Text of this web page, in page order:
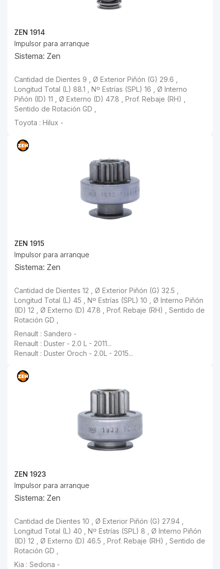
ZEN 1914
Impulsor para arranque
Sistema: Zen
Cantidad de Dientes 9 , Ø Exterior Piñón (G) 29.6 , Longitud Total (L) 88.1 , Nº Estrías (SPL) 16 , Ø Interno Piñón (ID) 11 , Ø Externo (D) 47.8 , Prof. Rebaje (RH) , Sentido de Rotación GD ,
Toyota : Hilux -
ZEN 1915
Impulsor para arranque
Sistema: Zen
Cantidad de Dientes 12 , Ø Exterior Piñón (G) 32.5 , Longitud Total (L) 45 , Nº Estrías (SPL) 10 , Ø Interno Piñón (ID) 12 , Ø Externo (D) 47.8 , Prof. Rebaje (RH) , Sentido de Rotación GD ,
Renault : Sandero -
Renault : Duster - 2.0 L - 2011...
Renault : Duster Oroch - 2.0L - 2015...
ZEN 1923
Impulsor para arranque
Sistema: Zen
Cantidad de Dientes 10 , Ø Exterior Piñón (G) 27.94 , Longitud Total (L) 40 , Nº Estrías (SPL) 8 , Ø Interno Piñón (ID) 12 , Ø Externo (D) 46.5 , Prof. Rebaje (RH) , Sentido de Rotación GD ,
Kia : Sedona -